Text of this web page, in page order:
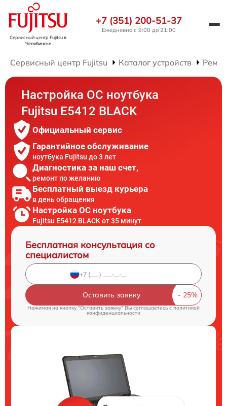
Сервисный центр Fujitsuв
Челябинске
+7 (351) 200-51-37
Ежедневно с 9:00 до 21:00
Сервисный центр Fujitsu Каталог устройств
Настройка ОС ноутбука
Fujitsu E5412 BLACK
Официальный сервис
Гарантийное обслуживание
ноутбука Fujitsu до 3 лет
Диагностика за наш счет,
ремонт по желанию
Бесплатный выезд курьера
в день обращения
Настройка ОС ноутбука
Fujitsu E5412 BLACK от 35 минут
Бесплатная консультация со
специалистом
Оставить заявку
Нажимая на кнопку "Оставить заявку" Вы соглашаетесь cполитикой
конфиденциальности